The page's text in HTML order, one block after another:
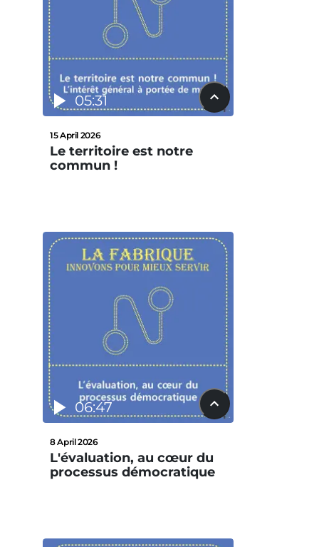
05:31
15 April 2026
Le territoire est notre
commun !
06:47
8 April 2026
L'évaluation, au cœur du
processus démocratique